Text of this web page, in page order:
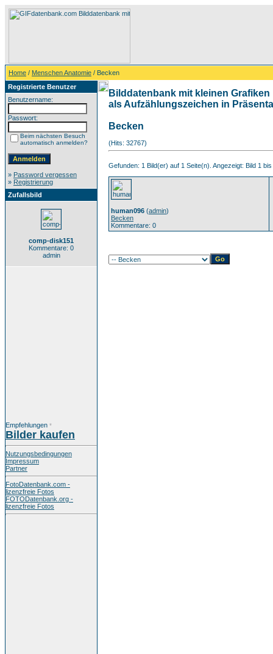
Home / Menschen Anatomie / Becken
Registrierte Benutzer
Benutzername:
Passwort:
Beim nächsten Besuch
automatisch anmelden?
» Password vergessen
» Registrierung
Zufallsbild
comp-disk151
Kommentare: 0
admin
Empfehlungen *
Bilder kaufen
Nutzungsbedingungen
Impressum
Partner
FotoDatenbank.com -
lizenzfreie Fotos
FOTODatenbank.org -
lizenzfreie Fotos
Bilddatenbank mit kleinen
als Aufzählungszeichen in
Becken
(Hits: 32767)
Gefunden: 1 Bild(er) auf 1 Seite(n). Angezeigt: Bild 1 bis
human096 (admin)
Becken
Kommentare: 0